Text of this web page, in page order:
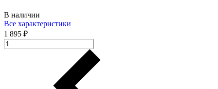
В наличии
Все характеристики
1 895 ₽